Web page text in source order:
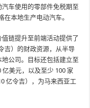
车使用的零部件免税期至
本地生产电动汽车。
链提升至前端活动提供了
吉）的财政资源，从半导
公司。目标还包括建立至
美元，以及至少 100 家
亿令吉），为马来西亚工